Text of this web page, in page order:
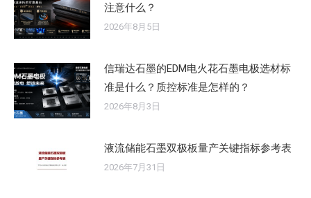
注意什么？
2026年8月5日
信瑞达石墨的EDM电火花石墨电极选材标
准是什么？质控标准是怎样的？
2026年8月3日
液流储能石墨双极板量产关键指标参考表
2026年7月31日